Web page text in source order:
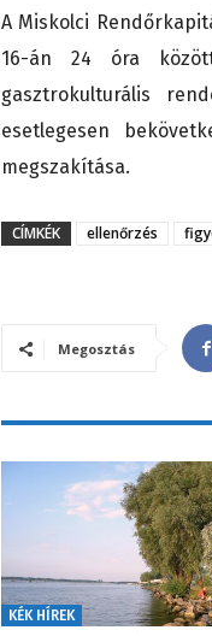
A Miskolci
16-án 24 óra
gasztrokulturális
esetlegesen
megszakítása.
CÍMKÉK ellenőrzés
Megosztás
KÉK HÍREK